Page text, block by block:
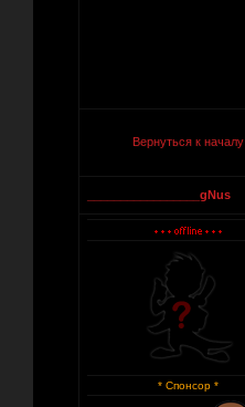
Вернуться к началу
_________________gNus
* Спонсор *